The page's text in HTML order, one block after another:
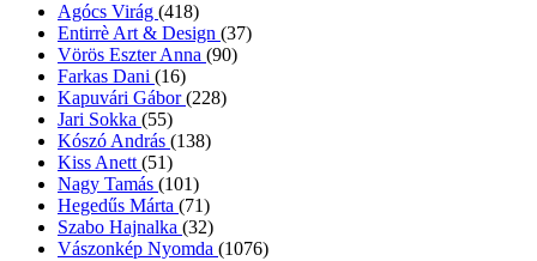
Agócs Virág (418)
Entirrè Art & Design (37)
Vörös Eszter Anna (90)
Farkas Dani (16)
Kapuvári Gábor(228)
Jari Sokka (55)
Kószó András (138)
Kiss Anett (51)
Nagy Tamás (101)
Hegedűs Márta (71)
Szabo Hajnalka (32)
Vászonkép Nyomda (1076)